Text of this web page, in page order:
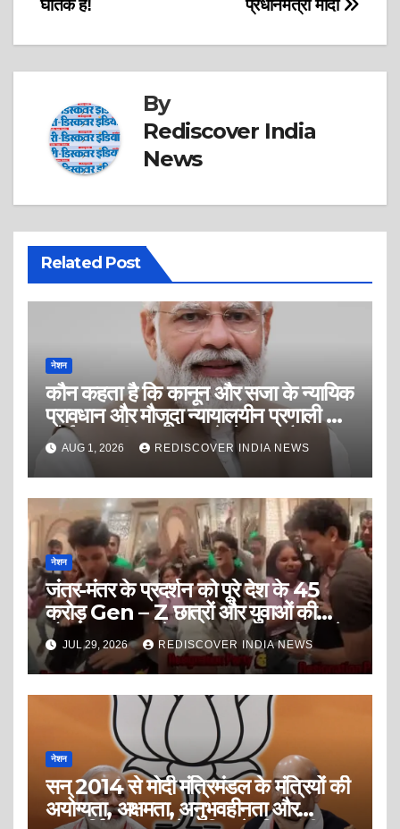
प्रधानमंत्री मोदी
घातक है!
By
Rediscover India
News
Related Post
नेशन
कौन कहता है कि कानून और सजा के न्यायिक
प्रावधान और मौजूदा न्यायालयीन प्रणाली से
कोई अपराधी अपराध करने से डरता है?
AUG 1, 2026 REDISCOVER INDIA NEWS
नेशन
जंतर-मंतर के प्रदर्शन को पूरे देश के 45
करोड़ Gen – Z छात्रों और युवाओं की
सोच, व्यवहार या चेहरा समझना देश की सबसे
बड़ी भूल है।
JUL 29, 2026 REDISCOVER INDIA NEWS
नेशन
सन् 2014 से मोदी मंत्रिमंडल के मंत्रियों की
अयोग्यता, अक्षमता, अनुभवहीनता और